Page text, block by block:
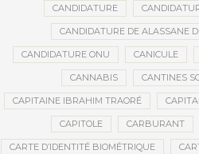
CANDIDATURE
CANDIDATURE DE ALASSANE
CANDIDATURE ONU CANICULE
CANNABIS CANTINES
CAPITAINE IBRAHIM TRAORÉ
CAPITOLE CARBURANT
CARTE D’IDENTITÉ BIOMÉTRIQUE